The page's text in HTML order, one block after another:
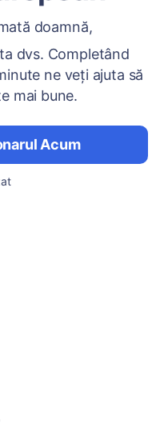
doamnă,
dvs. Completând
ne veți ajuta să
mai bune.
Acum